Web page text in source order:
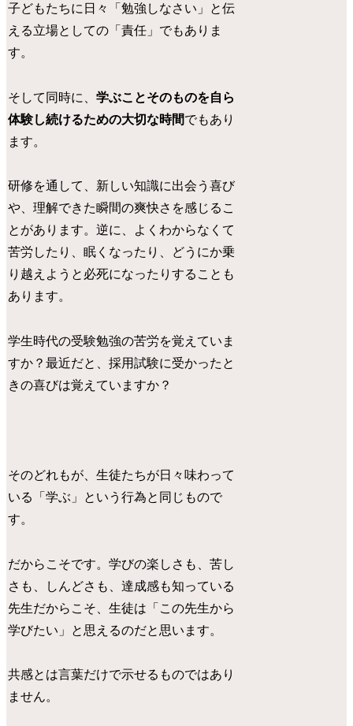
子どもたちに日々「勉強しなさい」と伝
える立場としての「責任」でもありま
す。
そして同時に、学ぶことそのものを自ら
体験し続けるための大切な時間でもあり
ます。
研修を通して、新しい知識に出会う喜び
や、理解できた瞬間の爽快さを感じるこ
とがあります。逆に、よくわからなくて
苦労したり、眠くなったり、どうにか乗
り越えようと必死になったりすることも
あります。
学生時代の受験勉強の苦労を覚えていま
すか？最近だと、採用試験に受かったと
きの喜びは覚えていますか？
そのどれもが、生徒たちが日々味わって
いる「学ぶ」という行為と同じもので
す。
だからこそです。学びの楽しさも、苦し
さも、しんどさも、達成感も知っている
先生だからこそ、生徒は「この先生から
学びたい」と思えるのだと思います。
共感とは言葉だけで示せるものではあり
ません。